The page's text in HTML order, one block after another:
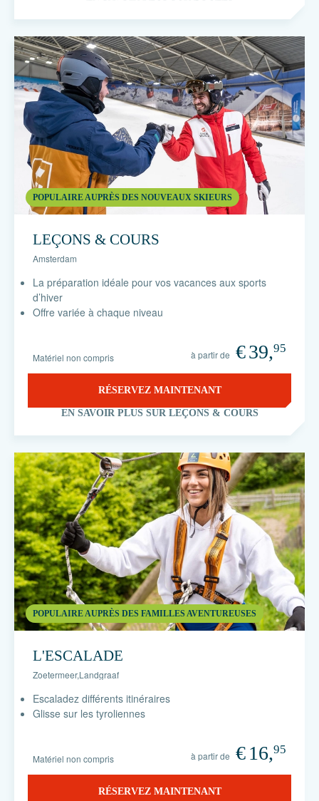
POPULAIRE AUPRÈS DES NOUVEAUX SKIEURS
LEÇONS & COURS
Amsterdam
La préparation idéale pour vos vacances aux sports
d’hiver
Offre variée à chaque niveau
Matériel non compris à partir de €39,95
RÉSERVEZ MAINTENANT
EN SAVOIR PLUS SUR LEÇONS & COURS
POPULAIRE AUPRÈS DES FAMILLES AVENTUREUSES
L'ESCALADE
Zoetermeer,Landgraaf
Escaladez différents itinéraires
Glisse sur les tyroliennes
Matériel non compris à partir de €16,95
RÉSERVEZ MAINTENANT